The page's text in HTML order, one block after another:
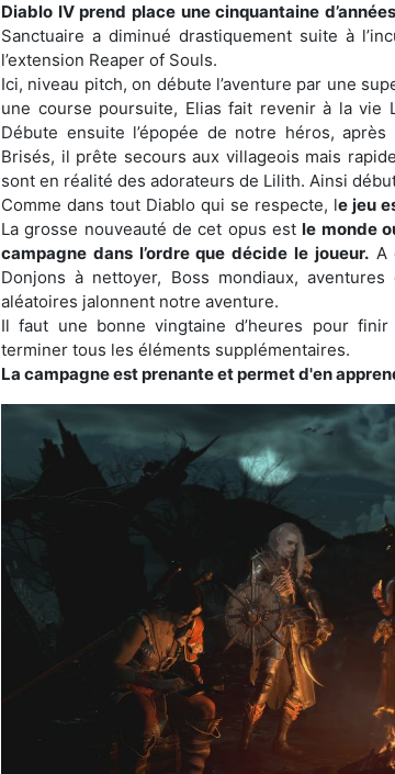
Diablo IV prend place une cinquantaine
Sanctuaire a diminué drastiquement suite à
l’extension Reaper of Souls.
Ici, niveau pitch, on débute l’aventure par une
une course poursuite, Elias fait revenir à la
Débute ensuite l’épopée de notre héros,
Brisés, il prête secours aux villageois mais
sont en réalité des adorateurs de Lilith. Ainsi
Comme dans tout Diablo qui se respecte, le jeu
La grosse nouveauté de cet opus estle monde
campagne dans l’ordre que décide le joueur.A
Donjons à nettoyer, Boss mondiaux,
aléatoires jalonnent notre aventure.
Il faut une bonne vingtaine d’heures pour
terminer tous les éléments supplémentaires.
La campagne est prenante et permet d'en